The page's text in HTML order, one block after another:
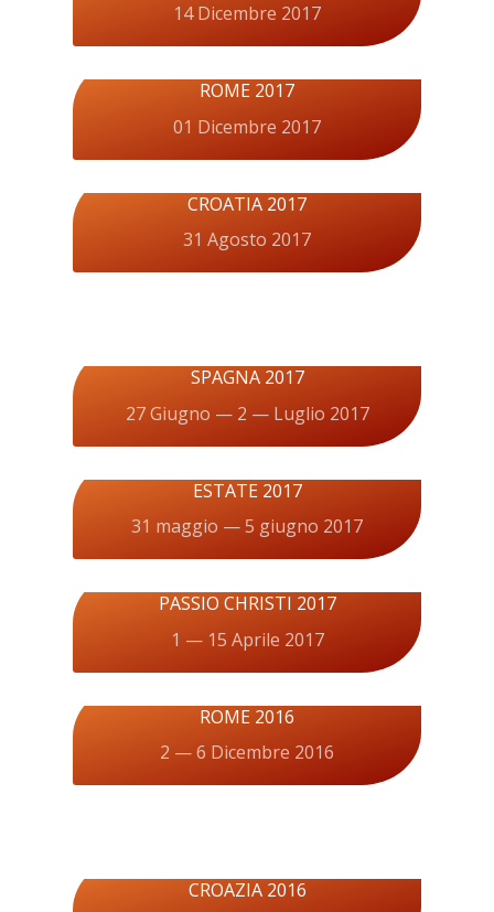
14 Dicembre 2017
ROME 2017
01 Dicembre 2017
CROATIA 2017
31 Agosto 2017
SPAGNA 2017
27 Giugno — 2 — Luglio 2017
ESTATE 2017
31 maggio — 5 giugno 2017
PASSIO CHRISTI 2017
1 — 15 Aprile 2017
ROME 2016
2 — 6 Dicembre 2016
CROAZIA 2016